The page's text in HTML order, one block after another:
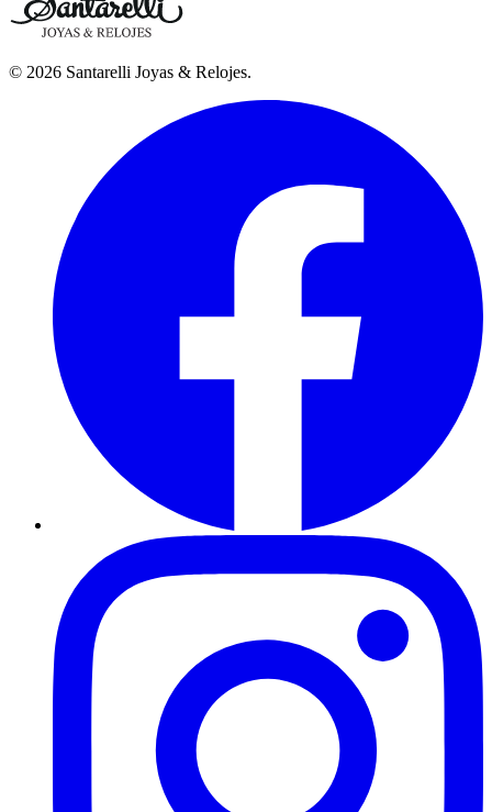
© 2026 Santarelli Joyas & Relojes.